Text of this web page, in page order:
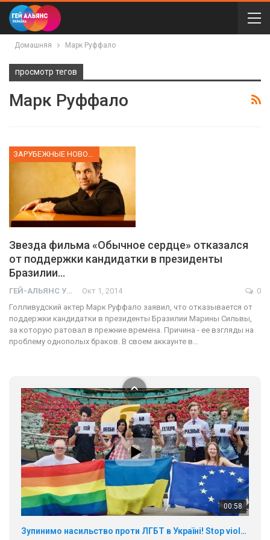
Домашняя Марк Руффало
просмотр тегов
Марк Руффало
Звезда фильма «Обычное сердце» отказался
от поддержки кандидатки в президенты
Бразилии…
ГЕЙ-АЛЬЯНС УКРАИНА Окт 1, 2014
0
Голливудский актер Марк Руффало заявил, что отказывается от
поддержки кандидатки в президенты Бразилии Марины Сильвы,
за которую ратовал в прежние времена. Причина - ее взгляды на
проблему однополых браков. В своем аккаунте в…
5/17/2020
В цьому році, пандемія та COVІD-19 не дали нам можливості
провести вуличні акції. Наше відео-звернення про те, що
навіть коли ми у різних містах та не можемо зустрінеться, ми
ГАУ є в 16 областях України.
Разом наш голос лунає гучніше!
00:58
Зупинимо насильство проти ЛГБТ в Україні! Stop violence against LGBT in Ukraine!